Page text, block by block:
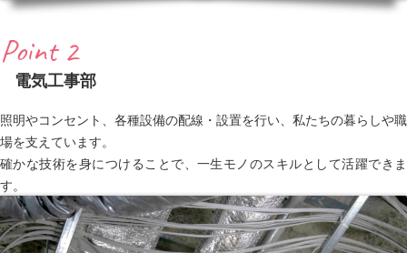
Point 2
電気工事部
照明やコンセント、各種設備の配線・設置を行い、私たちの暮らしや職
場を支えています。
確かな技術を身につけることで、一生モノのスキルとして活躍できま
す。